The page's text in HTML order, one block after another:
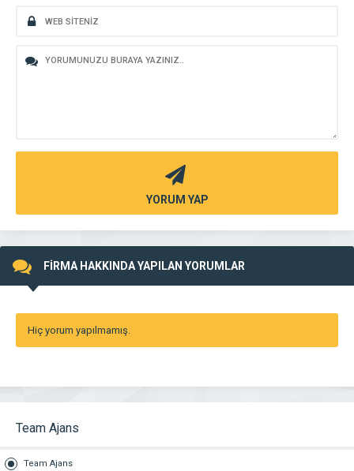
YORUM YAP
FİRMA HAKKINDA YAPILAN YORUMLAR
Hiç yorum yapılmamış.
Team Ajans
Team Ajans